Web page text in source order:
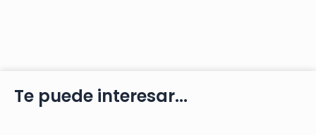
Te puede interesar...